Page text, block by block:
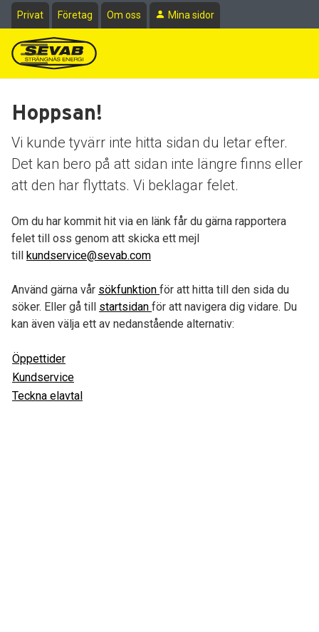
Till sidans huvudinnehåll
Privat Företag Om oss Mina sidor
Hoppsan!
Vi kunde tyvärr inte hitta sidan du letar efter.
Det kan bero på att sidan inte längre finns eller
att den har flyttats. Vi beklagar felet.
Om du har kommit hit via en länk får du gärna rapportera
felet till oss genom att skicka ett mejl
till kundservice@sevab.com
Använd gärna vår sökfunktion för att hitta till den sida du
söker. Eller gå till startsidan för att navigera dig vidare. Du
kan även välja ett av nedanstående alternativ:
Öppettider
Kundservice
Teckna elavtal